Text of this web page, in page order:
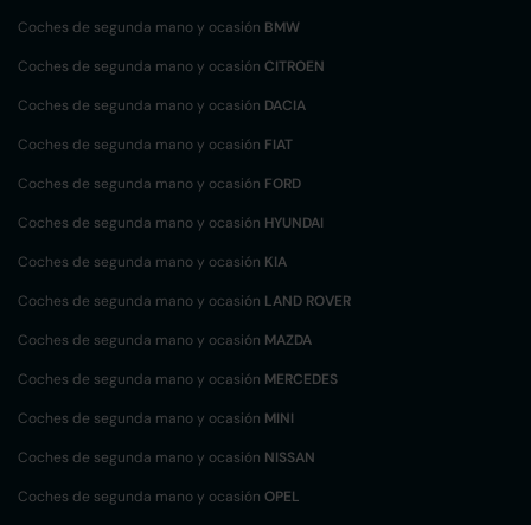
Coches de segunda mano y ocasión BMW
Coches de segunda mano y ocasión CITROEN
Coches de segunda mano y ocasión DACIA
Coches de segunda mano y ocasión FIAT
Coches de segunda mano y ocasión FORD
Coches de segunda mano y ocasión HYUNDAI
Coches de segunda mano y ocasión KIA
Coches de segunda mano y ocasión LAND ROVER
Coches de segunda mano y ocasión MAZDA
Coches de segunda mano y ocasión MERCEDES
Coches de segunda mano y ocasión MINI
Coches de segunda mano y ocasión NISSAN
Coches de segunda mano y ocasión OPEL